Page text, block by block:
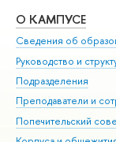
О КАМПУСЕ
Сведения об
Руководство и
Подразделения
Преподаватели и
Попечительский